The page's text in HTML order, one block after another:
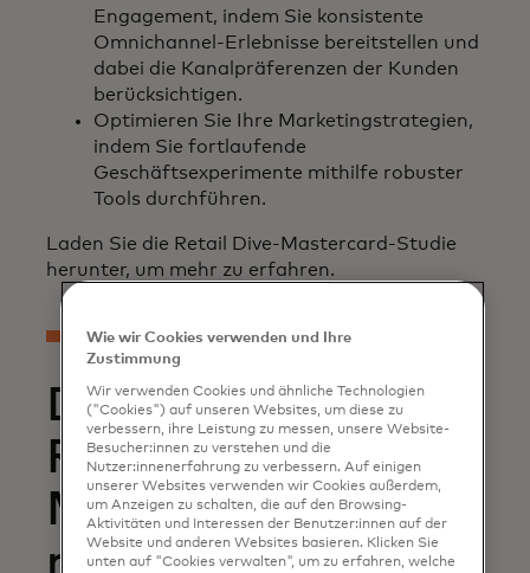
Engagement, indem Sie konsistente
Omnichannel-Erlebnisse bereitstellen und
dabei die Kanalpräferenzen der Kunden
berücksichtigen.
Optimieren Sie Ihre Marketingstrategien,
indem Sie fortlaufende
Geschäftsexperimente mithilfe robuster
Tools durchführen.
Laden Sie die Retail Dive-Mastercard-Studie
herunter, um mehr zu erfahren.
Download the
Retail Dive
Mastercard
research report
Wie wir Cookies verwenden und Ihre
Zustimmung
Wir verwenden Cookies und ähnliche Technologien
("Cookies") auf unseren Websites, um diese zu
verbessern, ihre Leistung zu messen, unsere Website-
Besucher:innen zu verstehen und die
Nutzer:innenerfahrung zu verbessern. Auf einigen
unserer Websites verwenden wir Cookies außerdem,
um Anzeigen zu schalten, die auf den Browsing-
Aktivitäten und Interessen der Benutzer:innen auf der
Website und anderen Websites basieren. Klicken Sie
unten auf "Cookies verwalten", um zu erfahren, welche